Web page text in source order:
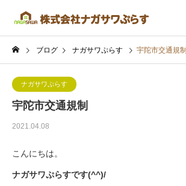
ブログ ナガサワぷらす 宇陀市交通規制
ナガサワぷらす
宇陀市交通規制
2021.04.08
こんにちは。
ナガサワぷらすです(^^)/